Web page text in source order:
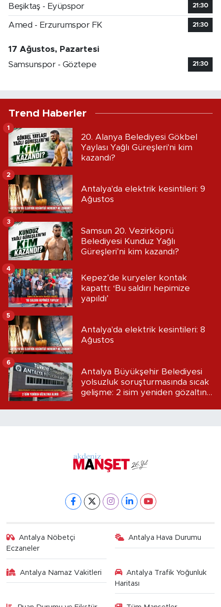
Beşiktaş - Eyüpspor 21:30
Amed - Erzurumspor FK 21:30
17 Ağustos, Pazartesi
Samsunspor - Göztepe
21:30
Trend Haberler
20. Alanya Belediyesi Gökbel
Yaylası Yağlı Güreşleri'ni kim
kazandı?
1
Antalya'da elektrik kesintileri: 9
Ağustos
2
Samsun 20. Vezirköprü
Belediyesi Kunduz Yağlı
Güreşleri’ni kim kazandı?
3
Kepez’de kuryeler kontak
kapattı: ‘Bu saldırı hepimize
yapıldı’
4
Antalya'da elektrik kesintileri: 8
Ağustos
5
Antalya Büyükşehir Belediyesi
yolsuzluk soruşturmasında sıcak
gelişme: 2 isim yeniden gözaltına
6
Antalya Nöbetçi
Eczaneler
Antalya Hava Durumu
Antalya Namaz Vakitleri
Antalya Trafik Yoğunluk
Haritası